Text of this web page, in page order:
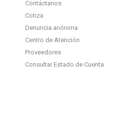
Contáctanos
Cotiza
Denuncia anónima
Centro de Atención
Proveedores
Consultar Estado de Cuenta